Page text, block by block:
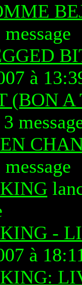
à
(BON A
-
à